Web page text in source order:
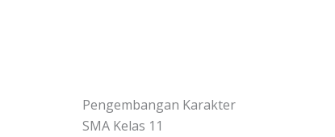
Pengembangan Karakter
SMA Kelas 11